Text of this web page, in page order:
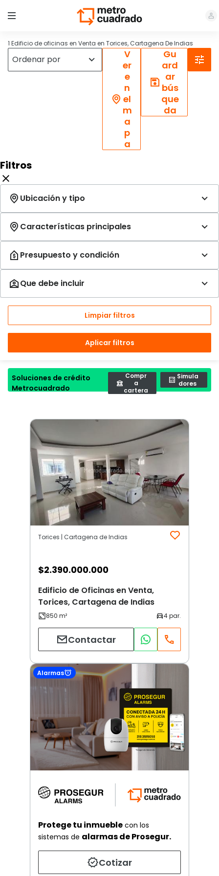
1 Edificio de oficinas en Venta en Torices, Cartagena De Indias
V
er
e
n
el
m
a
p
a
Gu
ard
ar
bús
que
da
Filtros
Limpiar filtros
Aplicar filtros
Soluciones de crédito
Metrocuadrado
Compr
a
cartera
Simula
dores
Torices | Cartagena de Indias
$2.390.000.000
Edificio de Oficinas en Venta,
Torices, Cartagena de Indias
Contactar
Alarmas
Protege tu inmueble con los
sistemas de alarmas de Prosegur.
Cotizar